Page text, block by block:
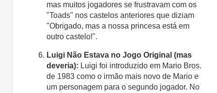
mas muitos jogadores se frustravam com os
"Toads" nos castelos anteriores que diziam
"Obrigado, mas a nossa princesa está em
outro castelo!".
Luigi Não Estava no Jogo Original (mas
deveria): Luigi foi introduzido em Mario Bros.
de 1983 como o irmão mais novo de Mario e
um personagem para o segundo jogador. No